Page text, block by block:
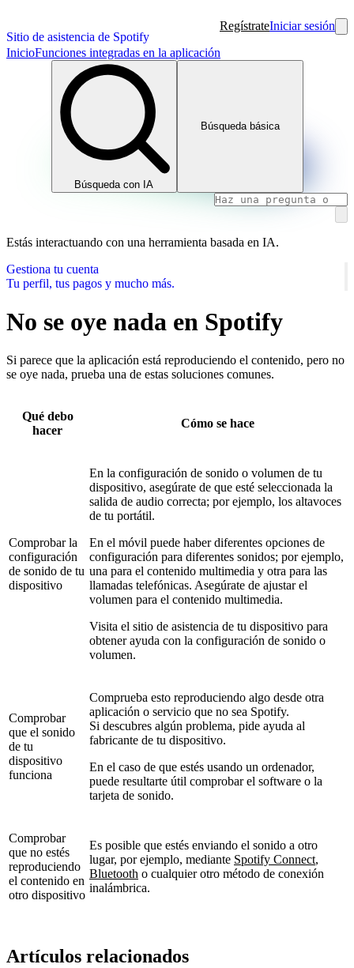
Sitio de asistencia de Spotify
RegístrateIniciar sesión
InicioFunciones integradas en la aplicación
Búsqueda con IA
Búsqueda básica
Estás interactuando con una herramienta basada en IA.
Gestiona tu cuenta
Tu perfil, tus pagos y mucho más.
No se oye nada en Spotify
Si parece que la aplicación está reproduciendo el contenido, pero no
se oye nada, prueba una de estas soluciones comunes.
Qué debo
hacer
Cómo se hace
Comprobar la
configuración
de sonido de tu
dispositivo
En la configuración de sonido o volumen de tu
dispositivo, asegúrate de que esté seleccionada la
salida de audio correcta; por ejemplo, los altavoces
de tu portátil.
En el móvil puede haber diferentes opciones de
configuración para diferentes sonidos; por ejemplo,
una para el contenido multimedia y otra para las
llamadas telefónicas. Asegúrate de ajustar el
volumen para el contenido multimedia.
Visita el sitio de asistencia de tu dispositivo para
obtener ayuda con la configuración de sonido o
volumen.
Comprobar
que el sonido
de tu
dispositivo
funciona
Comprueba esto reproduciendo algo desde otra
aplicación o servicio que no sea Spotify.
Si descubres algún problema, pide ayuda al
fabricante de tu dispositivo.
En el caso de que estés usando un ordenador,
puede resultarte útil comprobar el software o la
tarjeta de sonido.
Comprobar
que no estés
reproduciendo
el contenido en
otro dispositivo
Es posible que estés enviando el sonido a otro
lugar, por ejemplo, mediante Spotify Connect,
Bluetooth o cualquier otro método de conexión
inalámbrica.
Artículos relacionados